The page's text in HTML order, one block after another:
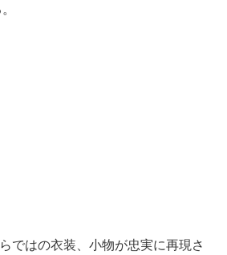
ではの衣装、小物が忠実に再現さ